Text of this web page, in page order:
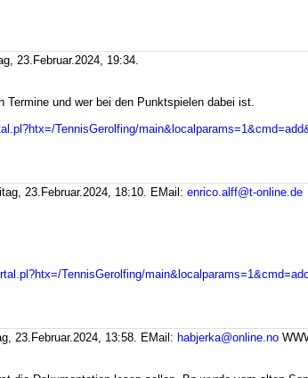
23.Februar.2024, 19:34.
und wer bei den Punktspielen dabei ist.
TennisGerolfing/
23.Februar.2024, 18:10. EMail: enrico.alff@t-online.de
TennisGerolfing/
23.Februar.2024, 13:58. EMail: habjerka@online.no